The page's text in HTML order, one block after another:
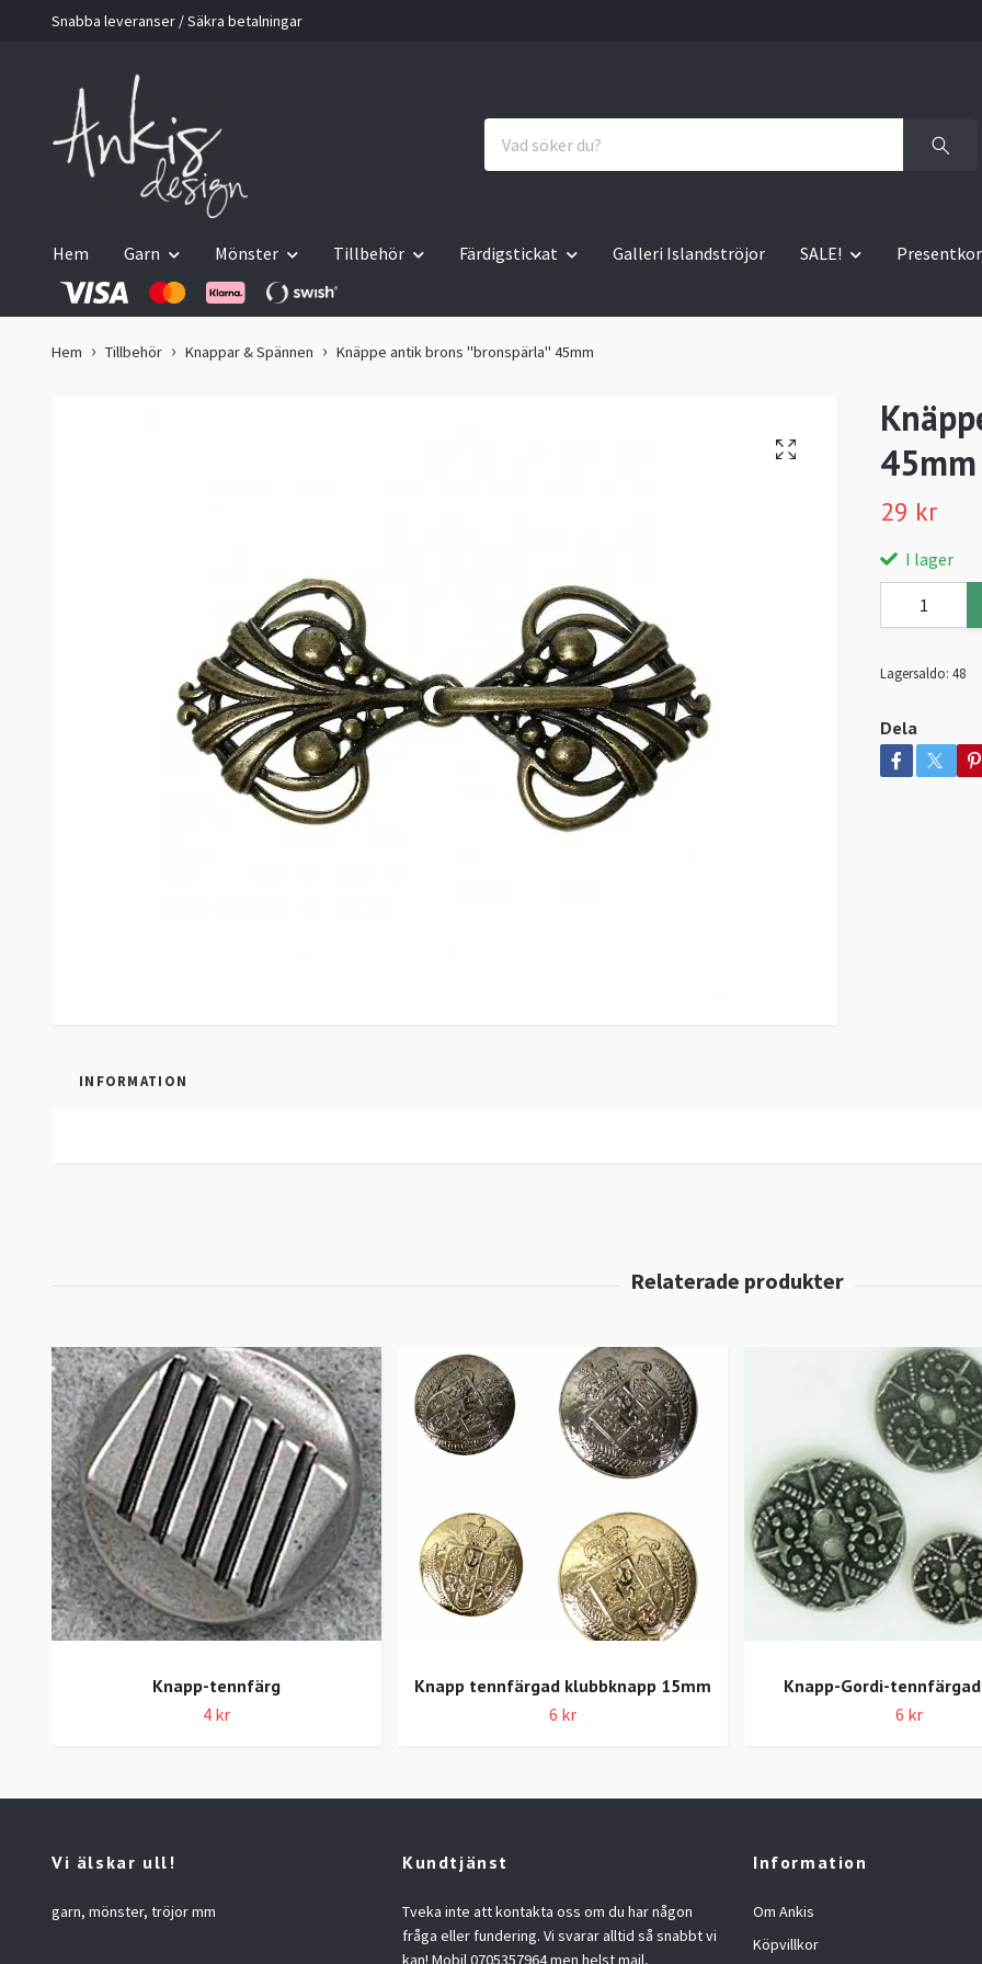
Snabba leveranser / Säkra betalningar
Hem Garn Mönster Tillbehör Färdigstickat Galleri Islandströjor SALE!
Hem Tillbehör Knappar & Spännen Knäppe antik brons "bronspärla" 45mm
45mm
29 kr
I lager
Lagersaldo: 48
Dela
INFORMATION
Knapp-tennfärg
4 kr
Knapp tennfärgad klubbknapp 15mm
6 kr
Knapp-Gordi-
6 kr
Vi älskar ull!
garn, mönster, tröjor mm
Kundtjänst
Tveka inte att kontakta oss om du har någon
fråga eller fundering. Vi svarar alltid så snabbt vi
kan! Mobil 0705357964 men helst mail,
Information
Om Ankis
Köpvillkor